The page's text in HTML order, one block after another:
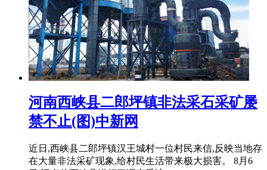
河南西峡县二郎坪镇非法采石采矿屡
禁不止(图)中新网
近日,西峡县二郎坪镇汉王城村一位村民来信,反映当地存
在大量非法采矿现象,给村民生活带来极大损害。 8月6